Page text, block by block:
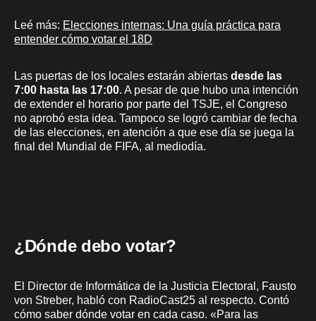
Leé más: Elecciones internas: Una guía práctica para
entender cómo votar el 18D
Las puertas de los locales estarán abiertas desde las
7:00 hasta las 17:00. A pesar de que hubo una intención
de extender el horario por parte del TSJE, el Congreso
no aprobó esta idea. Tampoco se logró cambiar de fecha
de las elecciones, en atención a que ese día se juega la
final del Mundial de FIFA, al mediodía.
¿Dónde debo votar?
El Director de Informática de la Justicia Electoral, Fausto
von Streber, habló con RadioCast25 al respecto. Contó
cómo saber dónde votar en cada caso. «Para las